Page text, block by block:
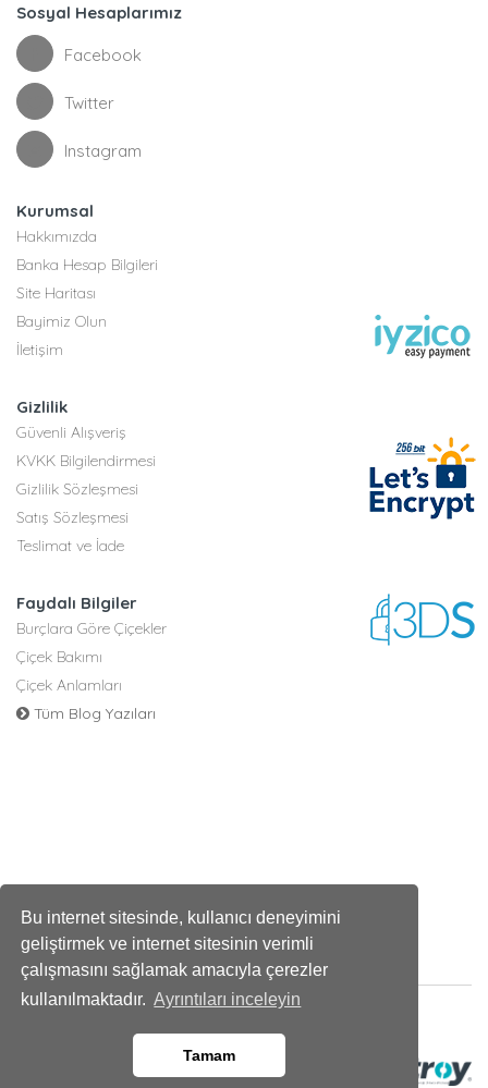
Bu internet sitesinde, kullanıcı deneyimini
geliştirmek ve internet sitesinin verimli
çalışmasını sağlamak amacıyla çerezler
kullanılmaktadır. Ayrıntıları inceleyin
Tamam
Sosyal Hesaplarımız
Facebook
Twitter
Instagram
Kurumsal
Hakkımızda
Banka Hesap Bilgileri
Site Haritası
Bayimiz Olun
İletişim
Gizlilik
Güvenli Alışveriş
KVKK Bilgilendirmesi
Gizlilik Sözleşmesi
Satış Sözleşmesi
Teslimat ve İade
Faydalı Bilgiler
Burçlara Göre Çiçekler
Çiçek Bakımı
Çiçek Anlamları
Tüm Blog Yazıları